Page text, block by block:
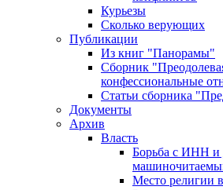
Курьезы
Сколько верующих
Публикации
Из книг "Панорамы"
Сборник
конфессиональные
Статьи сборника
Документы
Архив
Власть
Борьба с ИНН и
Место религии